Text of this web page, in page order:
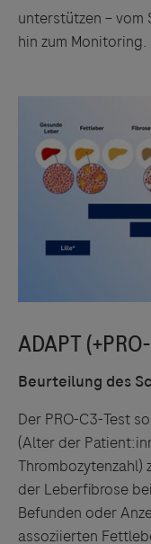
unterstützen –
hin zum Monitoring.
Beurteilung des
Der PRO-C3-Test
(Alter der
Thrombozytenzahl)
der Leberfibrose
Befunden oder
assoziierten